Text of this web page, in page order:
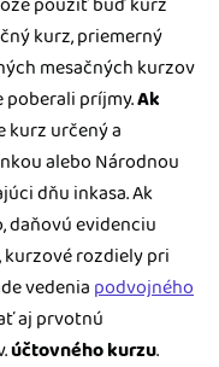
kurz, priemerný
mesačných kurzov
poberali príjmy.Ak
kurz určený a
alebo Národnou
dňu inkasa. Ak
daňovú evidenciu
kurzové rozdiely pri
vedeniapodvojného
aj prvotnú
účtovného kurzu.